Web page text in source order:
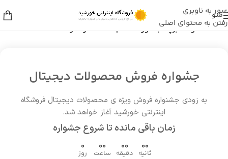
عبور به ناوبری
رفتن به محتوای اصلی
منو
خانه/ محصولات برچسب خورده “مام ice cool رکسونا”
جشواره فروش محصولات دیجیتال
به زودی جشنواره فروش ویژه ی محصولات دیجیتال فروشگاه
اینترنتی خورشید آغاز خواهد شد.
زمان باقی مانده تا شروع جشواره
0
روز
00
ساعت
00
دقیقه
00
ثانیه